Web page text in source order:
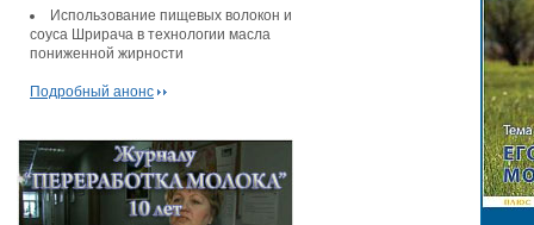
Использование пищевых волокон и
соуса Шрирача в технологии масла
пониженной жирности
Подробный анонс